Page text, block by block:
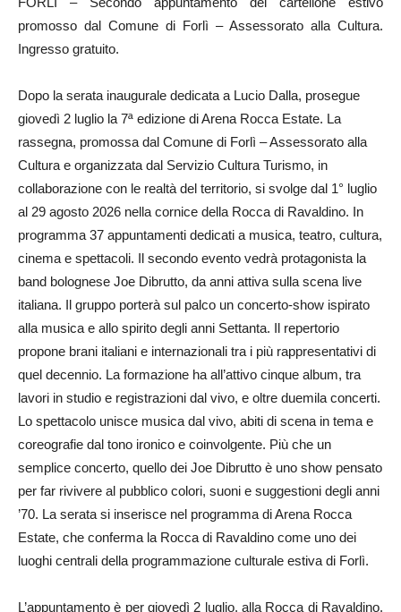
promosso dal Comune di Forlì – Assessorato alla Cultura.
Ingresso gratuito.
Dopo la serata inaugurale dedicata a Lucio Dalla, prosegue
giovedì 2 luglio la 7ª edizione di Arena Rocca Estate. La
rassegna, promossa dal Comune di Forlì – Assessorato alla
Cultura e organizzata dal Servizio Cultura Turismo, in
collaborazione con le realtà del territorio, si svolge dal 1° luglio
al 29 agosto 2026 nella cornice della Rocca di Ravaldino. In
programma 37 appuntamenti dedicati a musica, teatro, cultura,
cinema e spettacoli. Il secondo evento vedrà protagonista la
band bolognese Joe Dibrutto, da anni attiva sulla scena live
italiana. Il gruppo porterà sul palco un concerto-show ispirato
alla musica e allo spirito degli anni Settanta. Il repertorio
propone brani italiani e internazionali tra i più rappresentativi di
quel decennio. La formazione ha all’attivo cinque album, tra
lavori in studio e registrazioni dal vivo, e oltre duemila concerti.
Lo spettacolo unisce musica dal vivo, abiti di scena in tema e
coreografie dal tono ironico e coinvolgente. Più che un
semplice concerto, quello dei Joe Dibrutto è uno show pensato
per far rivivere al pubblico colori, suoni e suggestioni degli anni
’70. La serata si inserisce nel programma di Arena Rocca
Estate, che conferma la Rocca di Ravaldino come uno dei
luoghi centrali della programmazione culturale estiva di Forlì.
L’appuntamento è per giovedì 2 luglio, alla Rocca di Ravaldino.